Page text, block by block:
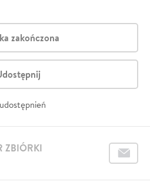
zakończona
udostępnień
ZBIÓRKI